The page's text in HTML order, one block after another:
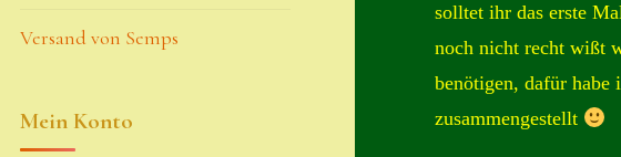
solltet ihr das erste
noch nicht recht wißt
benötigen, dafür habe
zusammengestellt
Versand von Semps
Mein Konto